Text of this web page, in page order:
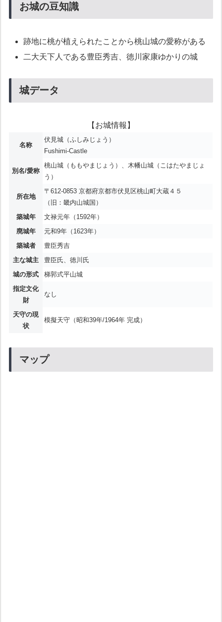
お城の豆知識
跡地に桃が植えられたことから桃山城の愛称がある
二大天下人である豊臣秀吉、徳川家康ゆかりの城
城データ
【お城情報】
名称
伏見城（ふしみじょう）
Fushimi-Castle
別名/愛称
桃山城（ももやまじょう）、木幡山城（こはたやまじょ
う）
所在地
〒612-0853 京都府京都市伏見区桃山町大蔵４５
（旧：畿内山城国）
築城年
文禄元年（1592年）
廃城年
元和9年（1623年）
築城者
豊臣秀吉
主な城主
豊臣氏、徳川氏
城の形式
梯郭式平山城
指定文化
財
なし
天守の現
状
模擬天守（昭和39年/1964年 完成）
マップ